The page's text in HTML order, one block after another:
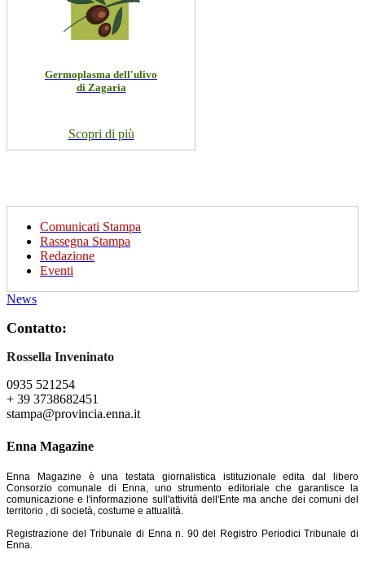
Germoplasma dell'ulivo
di Zagaria
Scopri di più
Comunicati Stampa
Rassegna Stampa
Redazione
Eventi
News
Contatto:
Rossella Inveninato
0935 521254
+ 39 3738682451
stampa@provincia.enna.it
Enna Magazine
Enna Magazine è una testata giornalistica istituzionale edita dal libero
Consorzio comunale di Enna, uno strumento editoriale che garantisce la
comunicazione e l'informazione sull'attività dell'Ente ma anche dei comuni del
territorio , di società, costume e attualità.
Registrazione del Tribunale di Enna n. 90 del Registro Periodici Tribunale di
Enna.